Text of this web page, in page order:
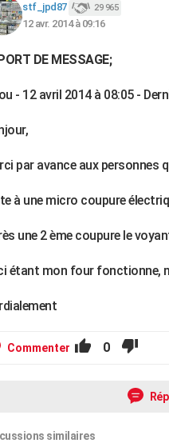
stf_jpd87 29 965
12 avr. 2014 à 09:16
DE MESSAGE;
- 12 avril 2014 à 08:05 -
par avance aux personnes
à une micro coupure
une 2 ème coupure le
étant mon four fonctionne,
Commenter 0
similaires